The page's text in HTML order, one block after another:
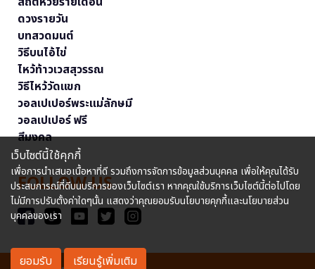
ดวงรายวัน
บทสวดมนต์
วิธีบนไอ้ไข่
ไหว้ท้าวเวสสุวรรณ
วิธีไหว้วัดแขก
วอลเปเปอร์พระแม่ลักษมี
วอลเปเปอร์ ฟรี
สีมงคล
FOLLOW US
เว็บไซต์นี้ใช้คุกกี้
เพื่อการนำเสนอเนื้อหาที่ดี รวมถึงการจัดการข้อมูลส่วนบุคคล เพื่อให้คุณได้รับ
ประสบการณ์ที่ดีบนบริการของเว็บไซต์เรา หากคุณใช้บริการเว็บไซต์นี้ต่อไปโดย
ไม่มีการปรับตั้งค่าใดๆนั้น แสดงว่าคุณยอมรับนโยบายคุกกี้และนโยบายส่วน
บุคคลของเรา
ยอมรับ เรียนรู้เพิ่มเติม